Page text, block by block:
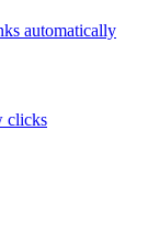
automatically
clicks